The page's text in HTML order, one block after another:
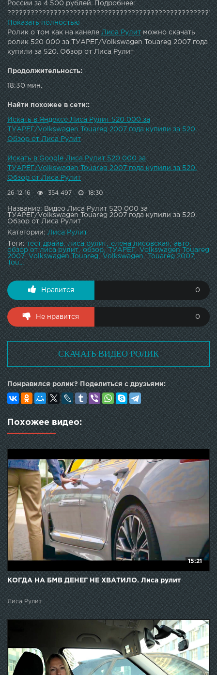
России за 4 500 рублей. Подробнее:
СТРАХОВАТЬСЯ У МЕНЯ: lisarulit@arezerv.ruМОЙ
ВТОРОЙ КАНАЛ: - Я в Periscope: lisarulitЯ в Инстаграм:
Мой страховой брокер:
Показать полностью
Ролик о том как на канелеЛиса Рулитможно скачать
ролик 520 000 за ТУАРЕГ/Volkswagen Touareg 2007 года
купили за 520. Обзор от Лиса Рулит
Продолжительность:
18:30 мин.
Найти похожее в сети::
Искать в Яндексе Лиса Рулит 520 000 за
ТУАРЕГ/Volkswagen Touareg 2007 года купили за 520.
Обзор от Лиса Рулит
Искать в Google Лиса Рулит 520 000 за
ТУАРЕГ/Volkswagen Touareg 2007 года купили за 520.
Обзор от Лиса Рулит
26-12-16 354 497 18:30
Название: Видео Лиса Рулит 520 000 за
ТУАРЕГ/Volkswagen Touareg 2007 года купили за 520.
Обзор от Лиса Рулит
Категории: Лиса Рулит
Теги: тест драйв лиса рулит елена лисовская
авто
обзор от лиса рулит
обзор ТУАРЕГ
Volkswagen Touareg
2007
Volkswagen Touareg Volkswagen
Touareg 2007
Tou...
Нравится 0
Не нравится 0
СКАЧАТЬ ВИДЕО РОЛИК
Понравился ролик? Поделиться с друзьями:
Похожее видео:
15:21
КОГДА НА БМВ ДЕНЕГ НЕ ХВАТИЛО. Лиса рулит
Лиса Рулит